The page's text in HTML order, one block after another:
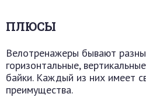
ПЛЮСЫ
Велотренажеры бывают
горизонтальные,
байки. Каждый из них имеет
преимущества.